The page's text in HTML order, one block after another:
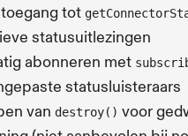
tot
statusuitlezingen
abonneren met
statusluisteraars
van destroy() voor